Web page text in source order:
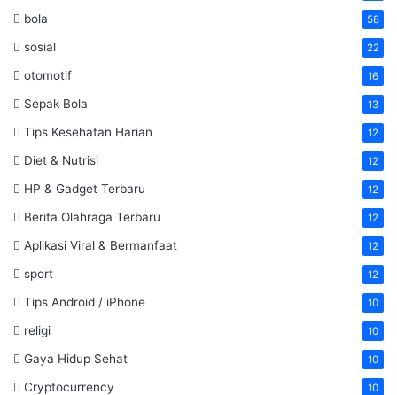
bola 58
sosial 22
otomotif 16
Sepak Bola 13
Tips Kesehatan Harian 12
Diet & Nutrisi 12
HP & Gadget Terbaru 12
Berita Olahraga Terbaru 12
Aplikasi Viral & Bermanfaat 12
sport 12
Tips Android / iPhone 10
religi 10
Gaya Hidup Sehat 10
Cryptocurrency 10